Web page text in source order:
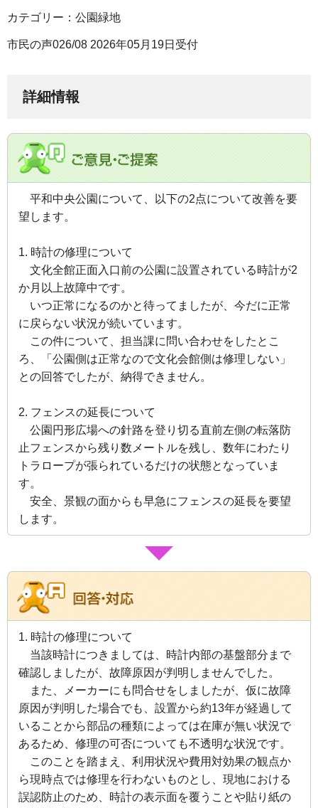
カテゴリー：公園緑地
市民の声026/08 2026年05月19日受付
詳細情報
平和中央公園について、以下の2点について改善を要
望します。
1. 時計の修理について
文化全館正面入口前の公園に設置されている時計が2
か月以上故障中です。
いつ正常になるのかと待ってましたが、今だに正常
に戻らない状況が続いています。
この件について、担当課に問い合わせをしたとこ
ろ、「公園側は正常なので文化会館側は修理しない」
との回答でしたが、 納得できません。
2. フェンスの延長について
公園円形広場への針路を登り切る直前左側の転落防
止フェンスから残り数メートルを残し、数年にわたり
トラロープが張られているだけの状態となっていま
す。
安全、景観の面からも早急にフェンスの延長を要望
します。
1. 時計の修理について
当該時計につきましては、時計内部の基盤部分まで
確認しましたが、故障原因が判明しませんでした。
また、メーカーにも問合せをしましたが、仮に故障
原因が判明した場合でも、設置から約13年が経過して
いることから部品の種類によっては在庫が無い状況で
あるため、修理の可否についても不透明な状況です。
このことを踏まえ、利用状況や費用対効果の観点か
ら現時点では修理を行わないものとし、現地における
誤認防止のため、時計の表示面を覆うことや貼り紙の